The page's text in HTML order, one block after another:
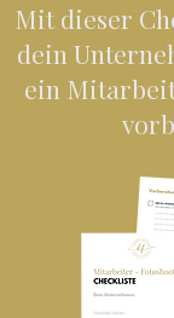
Mit dieser
dein
ein